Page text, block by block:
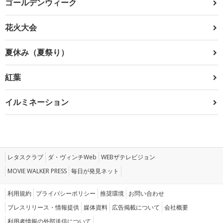
ゴールデンウィーク
花火大会
夏休み（夏祭り）
紅葉
イルミネーション
レタスクラブ ダ・ヴィンチWeb WEBザテレビジョン
MOVIE WALKER PRESS 毎日が発見ネット
利用規約 プライバシーポリシー 推奨環境 お問い合わせ
プレスリリース・情報提供 媒体資料 広告掲載について 会社概要
利用者情報の外部送信について